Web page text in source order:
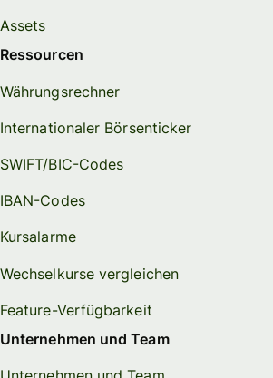
Assets
Ressourcen
Währungsrechner
Internationaler Börsenticker
SWIFT/BIC-Codes
IBAN-Codes
Kursalarme
Wechselkurse vergleichen
Feature-Verfügbarkeit
Unternehmen und Team